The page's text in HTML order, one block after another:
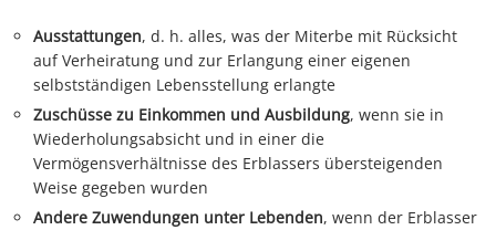
Ausstattungen, d. h. alles, was der Miterbe mit Rücksicht
auf Verheiratung und zur Erlangung einer eigenen
selbstständigen Lebensstellung erlangte
Zuschüsse zu Einkommen und Ausbildung, wenn sie in
Wiederholungsabsicht und in einer die
Vermögensverhältnisse des Erblassers übersteigenden
Weise gegeben wurden
Andere Zuwendungen unter Lebenden, wenn der Erblasser